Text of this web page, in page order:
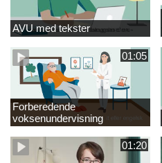
AVU med tekster
01:05
Forberedende
voksenundervisning
01:20